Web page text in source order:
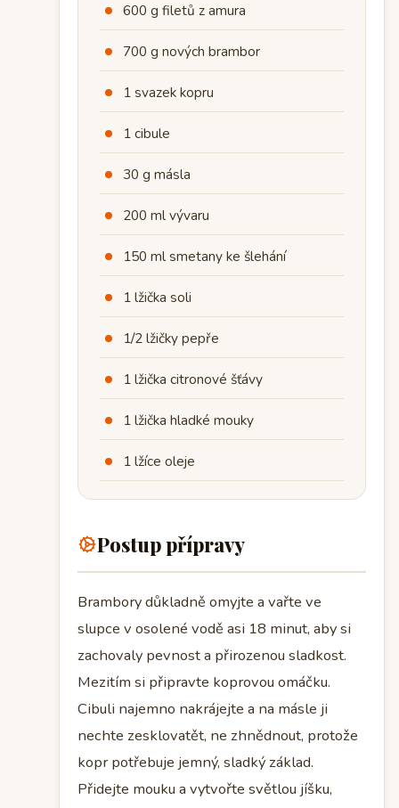
600 g filetů z amura
700 g nových brambor
1 svazek kopru
1 cibule
30 g másla
200 ml vývaru
150 ml smetany ke šlehání
1 lžička soli
1/2 lžičky pepře
1 lžička citronové šťávy
1 lžička hladké mouky
1 lžíce oleje
Postup přípravy
Brambory důkladně omyjte a vařte ve
slupce v osolené vodě asi 18 minut, aby si
zachovaly pevnost a přirozenou sladkost.
Mezitím si připravte koprovou omáčku.
Cibuli najemno nakrájejte a na másle ji
nechte zesklovatět, ne zhnědnout, protože
kopr potřebuje jemný, sladký základ.
Přidejte mouku a vytvořte světlou jíšku,